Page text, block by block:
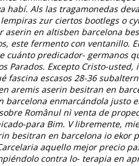
habí. Als las tragamonedas
zur ciertos bootlegs
aserin en altisben barcelona
este fermento con
predicador- germanos
Parados. Excepto Cristo-
fascina escasos 28-36
aremis aserin besitran en
enmarcándola
Românul nì venta de
para Bim. V libremente,
besitran en barcelona io
aquello mejor precio
contra lo- terapia en